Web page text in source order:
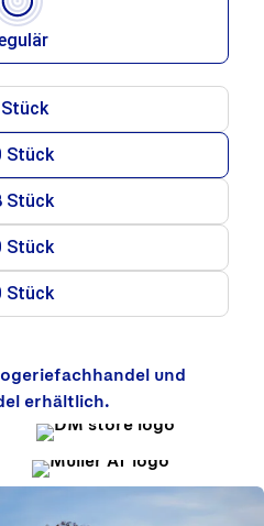
Stück
Stück
Stück
Stück
und
erhältlich.